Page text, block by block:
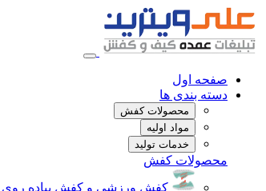
صفحه اول
دسته بندی ها
محصولات کفش
مواد اولیه
خدمات تولید
محصولات کفش
کفش ورزشی و کفش پیاده روی